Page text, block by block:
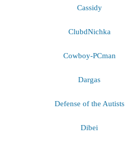
Cassidy
ClubdNichka
Cowboy-PCman
Dargas
Defense of the Autists
Dibei